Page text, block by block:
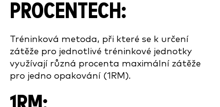
PROCENTECH:
Tréninková metoda, při které se k určení
zátěže pro jednotlivé tréninkové jednotky
využívají různá procenta maximální zátěže
pro jedno opakování (1RM).